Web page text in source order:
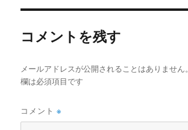
コメントを残す
メールアドレスが公開されることはありません。
欄は必須項目です
コメント※